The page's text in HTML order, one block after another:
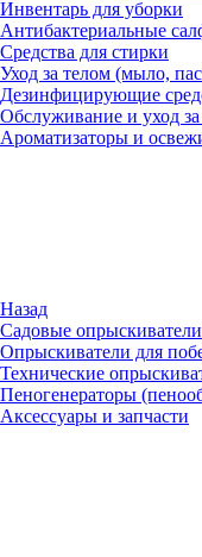
Инвентарь для уборки
Антибактериальные
Средства для стирки
Уход за телом (мыло,
Дезинфицирующие
Обслуживание и уход
Ароматизаторы и
Назад
Садовые опрыскиватели
Опрыскиватели для
Технические
Пеногенераторы
Аксессуары и запчасти